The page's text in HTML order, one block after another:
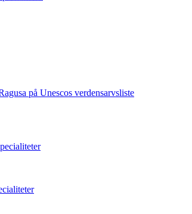
på Unescos verdensarvsliste